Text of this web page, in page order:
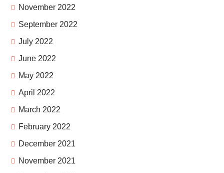
November 2022
September 2022
July 2022
June 2022
May 2022
April 2022
March 2022
February 2022
December 2021
November 2021